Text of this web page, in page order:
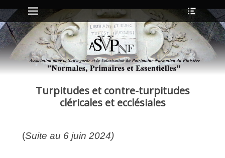
Menu principal
Aller
au
contenu
l’en-
tête
Turpitudes et contre-turpitudes
cléricales et ecclésiales
(Suite au 6 juin 2024)